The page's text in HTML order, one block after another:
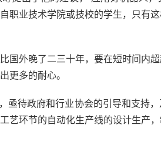
职业技术学院或技校的学生，只有
外晚了二三十年，要在短时间内超
更多的耐心。
待政府和行业协会的引导和支持，
艺环节的自动化生产线的设计生产